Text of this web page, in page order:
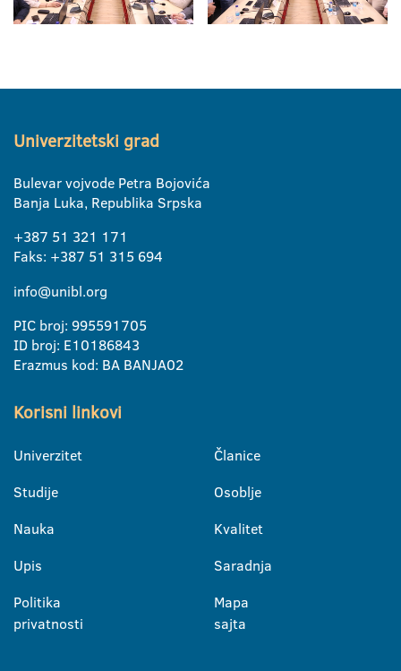
Univerzitetski grad
Bulevar vojvode Petra Bojovića
Banja Luka, Republika Srpska
+387 51 321 171
Faks: +387 51 315 694
info@unibl.org
PIC broj: 995591705
ID broj: E10186843
Erazmus kod: BA BANJA02
Korisni linkovi
Univerzitet
Studije
Nauka
Upis
Politika
privatnosti
Članice
Osoblje
Kvalitet
Saradnja
Mapa
sajta